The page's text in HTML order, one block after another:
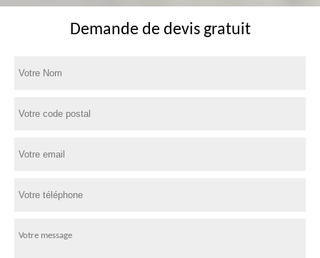
Demande de devis gratuit